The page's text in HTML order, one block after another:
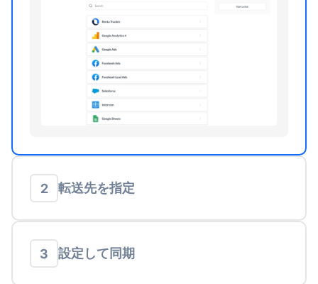
2 転送先を指定
3 設定して同期